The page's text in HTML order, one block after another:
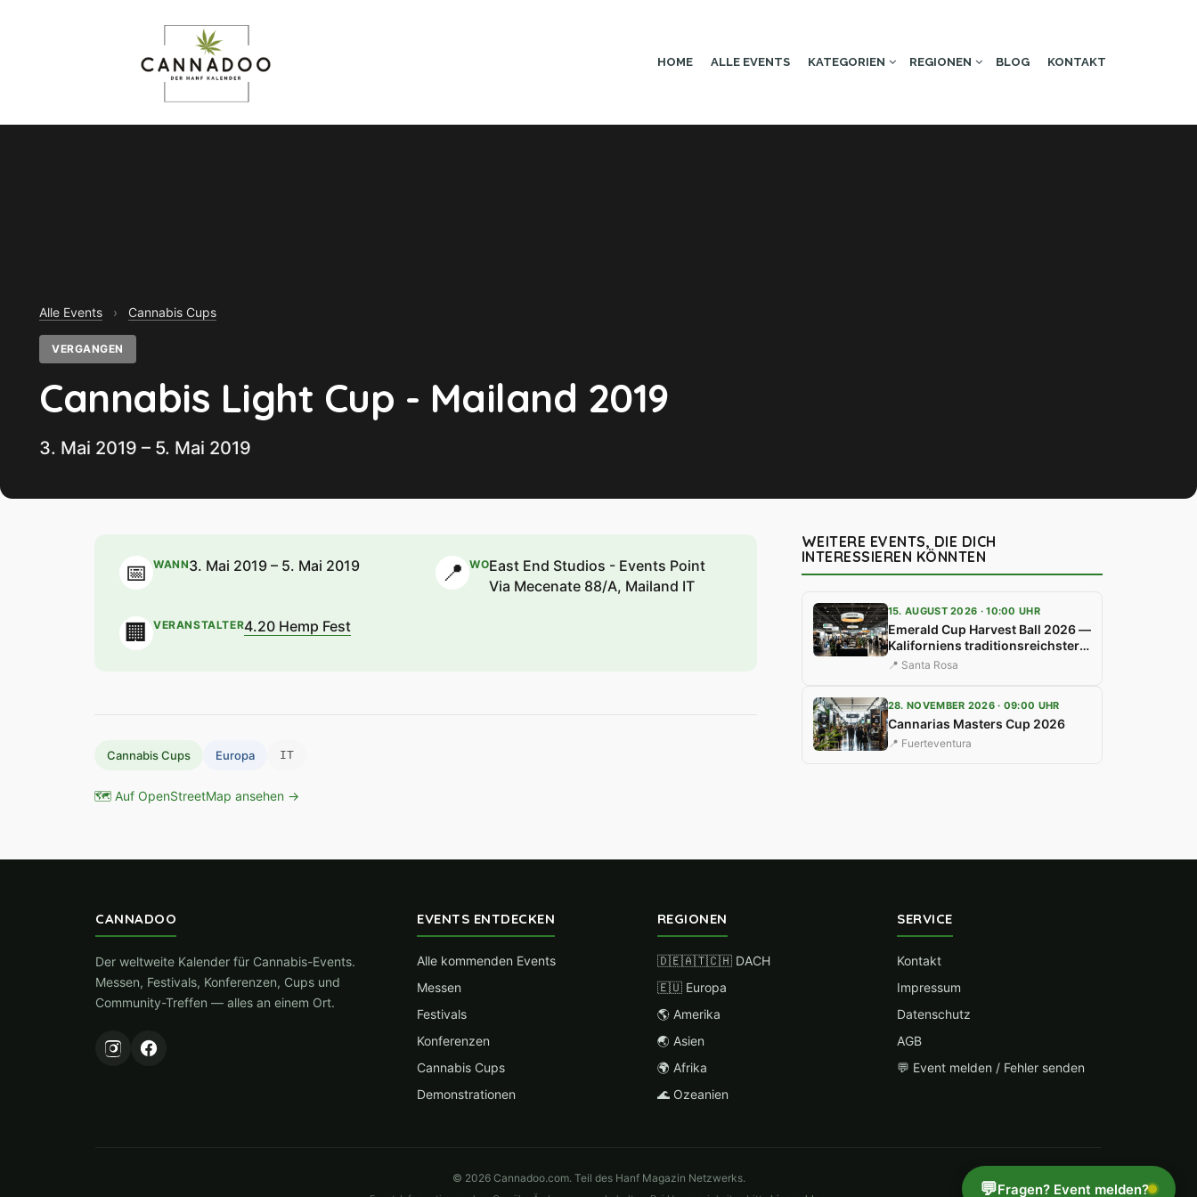
HOME ALLE EVENTS KATEGORIEN REGIONEN BLOG KONTAKT
Alle Events › Cannabis Cups
VERGANGEN
Cannabis Light Cup - Mailand 2019
3. Mai 2019 – 5. Mai 2019
📅 WANN3. Mai 2019 – 5. Mai 2019 📍 WOEast End Studios - Events Point
Via Mecenate 88/A, Mailand IT
🏢 VERANSTALTER4.20 Hemp Fest
Cannabis Cups Europa IT
🗺 Auf OpenStreetMap ansehen →
WEITERE EVENTS, DIE DICH
INTERESSIEREN KÖNNTEN
15. AUGUST 2026 · 10:00 UHR
Emerald Cup Harvest Ball 2026 —
Kaliforniens traditionsreichster
Cannabis-Cup
📍 Santa Rosa
28. NOVEMBER 2026 · 09:00 UHR
Cannarias Masters Cup 2026
📍 Fuerteventura
CANNADOO
Der weltweite Kalender für Cannabis-Events.
Messen, Festivals, Konferenzen, Cups und
Community-Treffen — alles an einem Ort.
EVENTS ENTDECKEN
Alle kommenden Events
Messen
Festivals
Konferenzen
Cannabis Cups
Demonstrationen
REGIONEN
🇩🇪🇦🇹🇨🇭 DACH
🇪🇺 Europa
🌎 Amerika
🌏 Asien
🌍 Afrika
🌊 Ozeanien
SERVICE
Kontakt
Impressum
Datenschutz
AGB
💬 Event melden / Fehler senden
© 2026 Cannadoo.com. Teil des Hanf Magazin Netzwerks.
💬Fragen? Event melden?